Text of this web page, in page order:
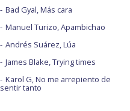
Bad Gyal, Más cara
Manuel Turizo, Apambichao
Andrés Suárez, Lúa
James Blake, Trying times
Karol G, No me arrepiento de
sentir tanto